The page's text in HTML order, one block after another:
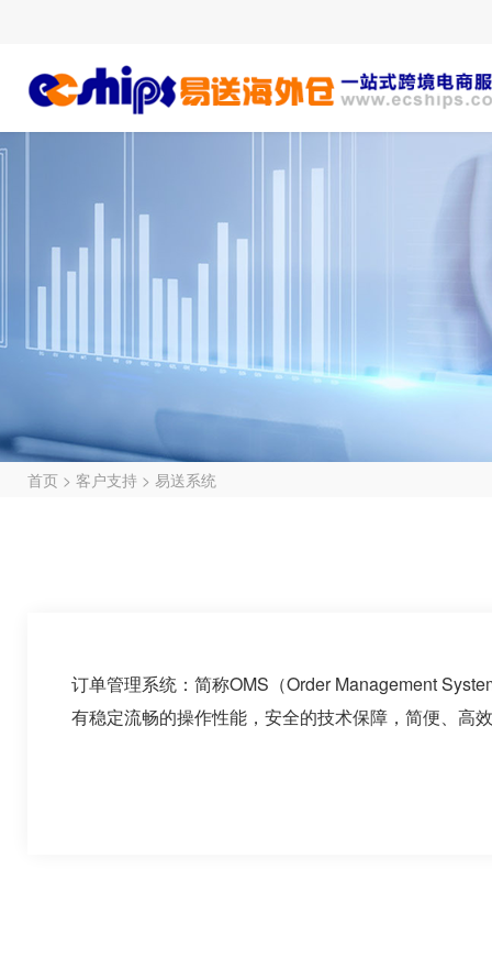
首页 > 客户支持 > 易送系统
订单管理系统：简称OMS（Order Management
有稳定流畅的操作性能，安全的技术保障，简便、高